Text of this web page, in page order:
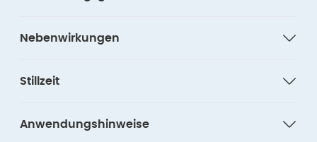
Nebenwirkungen
Stillzeit
Anwendungshinweise